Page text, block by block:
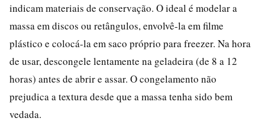
indicam materiais de conservação. O ideal é modelar a
massa em discos ou retângulos, envolvê-la em filme
plástico e colocá-la em saco próprio para freezer. Na hora
de usar, descongele lentamente na geladeira (de 8 a 12
horas) antes de abrir e assar. O congelamento não
prejudica a textura desde que a massa tenha sido bem
vedada.